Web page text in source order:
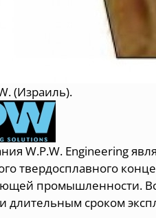
(Израиль).
W.P.W. Engineering
твердосплавного
промышленности.
длительным сроком